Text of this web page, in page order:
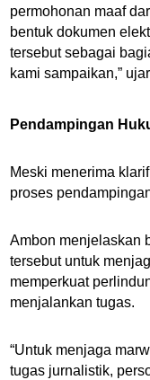
permohonan maaf
bentuk dokumen
tersebut sebagai
kami sampaikan,”
Pendampingan
Meski menerima
proses
Ambon menjelaskan
tersebut untuk
memperkuat
menjalankan tugas.
“Untuk menjaga
tugas jurnalistik,